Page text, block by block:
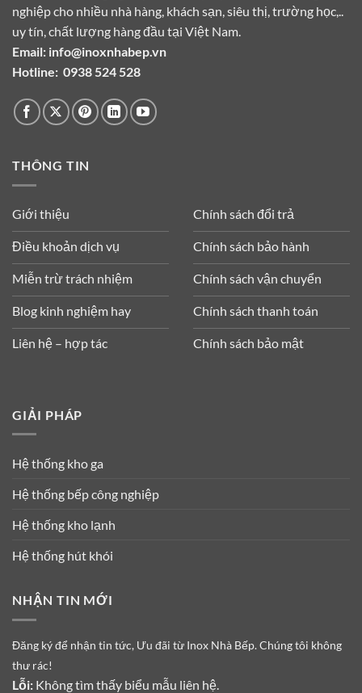
nghiệp cho nhiều nhà hàng, khách sạn, siêu thị, trường học,..
uy tín, chất lượng hàng đầu tại Việt Nam.
Email: info@inoxnhabep.vn
Hotline: 0938 524 528
THÔNG TIN
Giới thiệu
Điều khoản dịch vụ
Miễn trừ trách nhiệm
Blog kinh nghiệm hay
Liên hệ – hợp tác
Chính sách đổi trả
Chính sách bảo hành
Chính sách vận chuyển
Chính sách thanh toán
Chính sách bảo mật
GIẢI PHÁP
Hệ thống kho ga
Hệ thống bếp công nghiệp
Hệ thống kho lạnh
Hệ thống hút khói
NHẬN TIN MỚI
Đăng ký để nhận tin tức, Ưu đãi từ Inox Nhà Bếp. Chúng tôi không
thư rác!
Lỗi: Không tìm thấy biểu mẫu liên hệ.